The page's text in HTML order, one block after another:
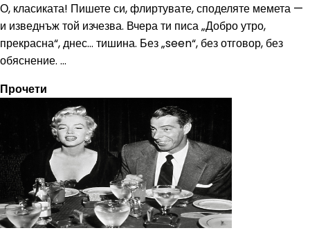
О, класиката! Пишете си, флиртувате, споделяте мемета —
и изведнъж той изчезва. Вчера ти писа „Добро утро,
прекрасна“, днес… тишина. Без „seen“, без отговор, без
обяснение. ...
Прочети